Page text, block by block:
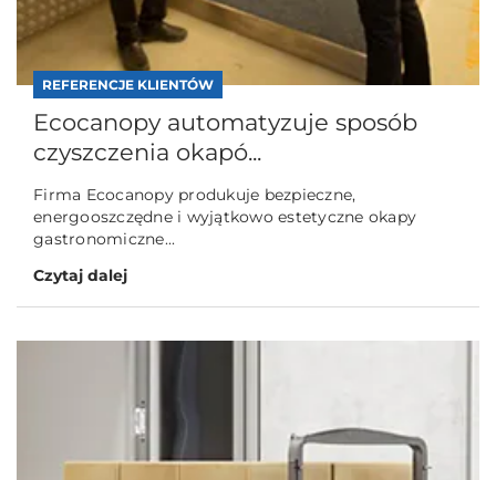
REFERENCJE KLIENTÓW
Ecocanopy automatyzuje sposób
czyszczenia okapó...
Firma Ecocanopy produkuje bezpieczne,
energooszczędne i wyjątkowo estetyczne okapy
gastronomiczne...
Czytaj dalej